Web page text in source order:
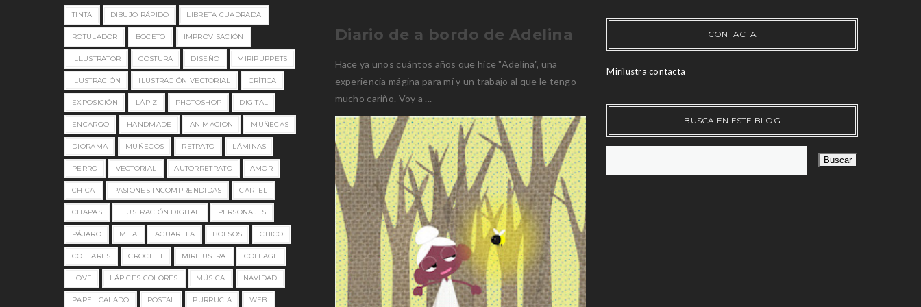
TINTA DIBUJO RÁPIDO LIBRETA CUADRADA
ROTULADOR BOCETO IMPROVISACIÓN
ILLUSTRATOR COSTURA DISEÑO MIRIPUPPETS
ILUSTRACIÓN ILUSTRACIÓN VECTORIAL CRÍTICA
EXPOSICIÓN LÁPIZ PHOTOSHOP DIGITAL
ENCARGO HANDMADE ANIMACION MUÑECAS
DIORAMA MUÑECOS RETRATO LÁMINAS
PERRO VECTORIAL AUTORRETRATO AMOR
CHICA PASIONES INCOMPRENDIDAS CARTEL
CHAPAS ILUSTRACIÓN DIGITAL PERSONAJES
PÁJARO MITA ACUARELA BOLSOS CHICO
COLLARES CROCHET MIRILUSTRA COLLAGE
LOVE LÁPICES COLORES MÚSICA NAVIDAD
PAPEL CALADO POSTAL PURRUCIA WEB
Diario de a bordo de Adelina
Hace ya unos cuántos años que hice "Adelina", una
experiencia mágina para mí y un trabajo al que le tengo
mucho cariño. Voy a ...
CONTACTA
Mirilustra contacta
BUSCA EN ESTE BLOG